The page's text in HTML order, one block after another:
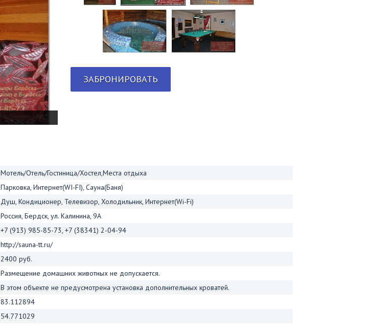
ЗАБРОНИРОВАТЬ
Мотель/Отель/Гостиница/Хостел,Места отдыха
Парковка, Интернет(WI-FI), Сауна(Баня)
Душ, Кондиционер, Телевизор, Холодильник, Интернет(Wi-Fi)
Россия, Бердск, ул. Калинина, 9А
+7 (913) 985-85-73, +7 (38341) 2-04-94
http://sauna-tt.ru/
2400 руб.
Размещение домашних животных не допускается.
В этом объекте не предусмотрена установка дополнительных кроватей.
83.112894
54.771029